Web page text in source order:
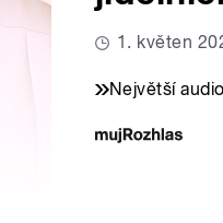
1. květen
Největší